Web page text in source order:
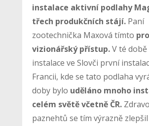
instalace aktivní podlahy
třech produkčních stájí.Paní
zootechnička Maxová tímto
vizionářský přístup.V té době
instalace ve Slovči první
Francii, kde se tato podlaha
doby bylo uděláno mnoho
celém světě včetně ČR.
paznehtů se tím výrazně zlepšil